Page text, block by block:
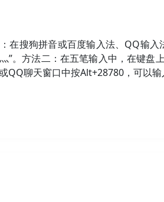
在搜狗拼音或百度输入法、QQ输入
。方法二：在五笔输入中，在键盘
QQ聊天窗口中按Alt+28780，可以输